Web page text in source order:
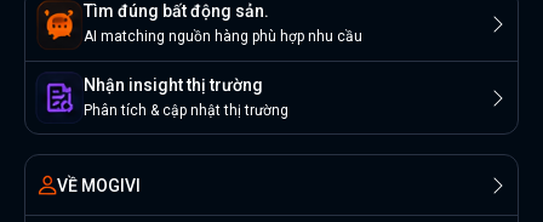
Tìm đúng bất động sản.
AI matching nguồn hàng phù hợp nhu cầu
Nhận insight thị trường
Phân tích & cập nhật thị trường
VỀ MOGIVI